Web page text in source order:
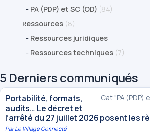
- PA (PDP) et SC (OD) (84)
Ressources (8)
- Ressources juridiques
- Ressources techniques (7)
5 Derniers communiqués
Cat "PA (PDP)
Portabilité, formats,
audits… Le décret et
l’arrêté du 27 juillet 2026 posent les
ParLe Village Connecté